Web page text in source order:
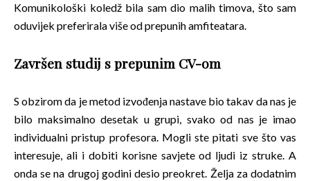
Komunikološki koledž bila sam dio malih timova, što sam
oduvijek preferirala više od prepunih amfiteatara.
Završen studij s prepunim CV-om
S obzirom da je metod izvođenja nastave bio takav da nas je
bilo maksimalno desetak u grupi, svako od nas je imao
individualni pristup profesora. Mogli ste pitati sve što vas
interesuje, ali i dobiti korisne savjete od ljudi iz struke. A
onda se na drugoj godini desio preokret. Želja za dodatnim